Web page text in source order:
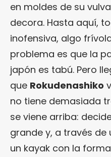
en moldes de su
decora. Hasta aquí,
inofensiva, algo
problema es que la
japón es tabú. Pero
que Rokudenashiko
no tiene demasiada
se viene arriba:
grande y, a través de
un kayak con la